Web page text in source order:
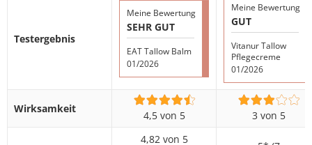
Testergebnis
Meine Bewertung
SEHR GUT
EAT Tallow Balm
01/2026
Meine Bewertung
GUT
Vitanur Tallow
Pflegecreme
01/2026
Wirksamkeit
4,5 von 5 3 von 5
4,82 von 5